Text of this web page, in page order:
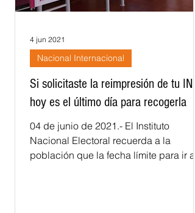
Si solicitaste la reimpresión de tu INE,
hoy es el último día para recogerla
04 de junio de 2021.- El Instituto
Nacional Electoral recuerda a la
población que la fecha límite para ir a
Nacional Internacional
4 jun 2021